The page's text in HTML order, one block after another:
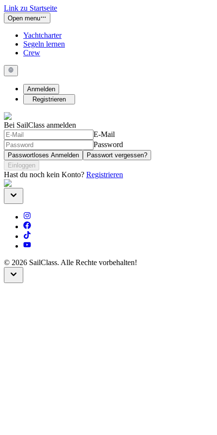
Link zu Startseite
Open menu
Yachtcharter
Segeln lernen
Crew
Anmelden
Registrieren
Bei SailClass anmelden
E-Mail
Password
Passwortloses Anmelden
Passwort vergessen?
Einloggen
Hast du noch kein Konto? Registrieren
© 2026 SailClass. Alle Rechte vorbehalten!